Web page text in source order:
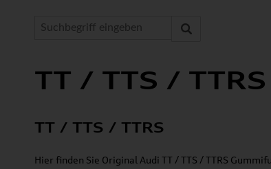
TT / TTS / TTRS
TT / TTS / TTRS
Hier finden Sie Original Audi TT / TTS / TTRS